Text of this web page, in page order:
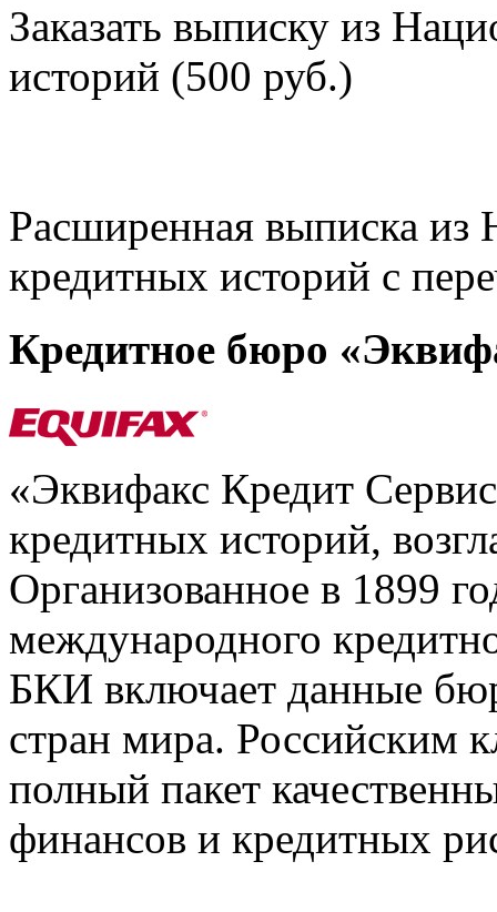
Заказать выписку из
историй (500 руб.)
Расширенная выписка из
кредитных историй с
Кредитное бюро
«Эквифакс Кредит
кредитных историй,
Организованное в 1899
международного
БКИ включает данные
стран мира. Российским
полный пакет
финансов и кредитных